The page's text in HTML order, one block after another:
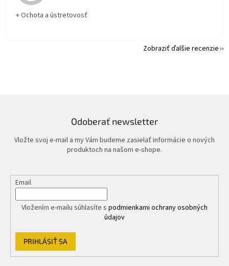
+ Ochota a ústretovosť
Zobraziť ďalšie recenzie
Odoberať newsletter
Vložte svoj e-mail a my Vám budeme zasielať informácie o nových
produktoch na našom e-shope.
Email
Vložením e-mailu súhlasíte s podmienkami ochrany osobných
údajov
PRIHLÁSIŤ SA